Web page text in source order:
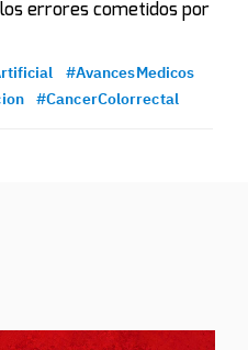
errores cometidos por
#AvancesMedicos
#CancerColorrectal